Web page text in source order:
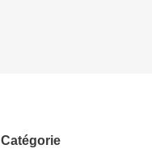
Catégorie